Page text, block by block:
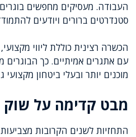
העבודה. מעסיקים מחפשים
סטנדרטים ברורים ויודעים
הכשרה רצינית כוללת ליווי
עם אתגרים אמיתיים. כך הבוגרים
מוכנים יותר ובעלי ביטחון מקצועי
מבט קדימה על שוק
התחזיות לשנים הקרובות